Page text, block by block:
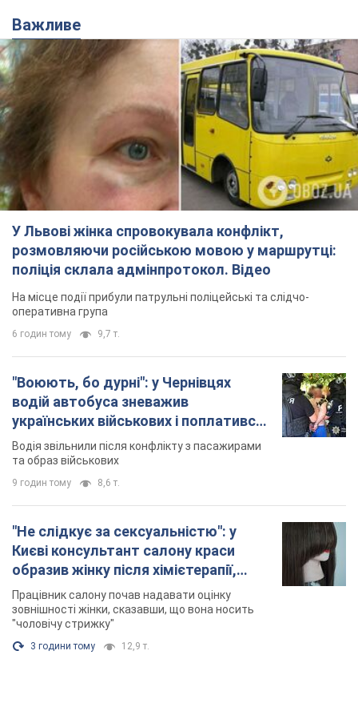
У Львові жінка спровокувала конфлікт,
розмовляючи російською мовою у маршрутці:
поліція склала адмінпротокол. Відео
На місце події прибули патрульні поліцейські та слідчо-
оперативна група
9,7 т.
"Воюють, бо дурні": у Чернівцях
водій автобуса зневажив
українських військових і поплатився.
Відео
та образ військових
"Не слідкує за сексуальністю": у
Києві консультант салону краси
образив жінку після хімієтерапії,
розгорівся скандал. Фото
зовнішності жінки, сказавши, що вона носить
"чоловічу стрижку"
3 години тому